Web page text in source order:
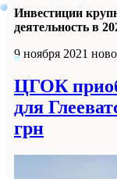
Инвестиции
деятельность в
9 ноября 2021
ЦГОК
для
грн